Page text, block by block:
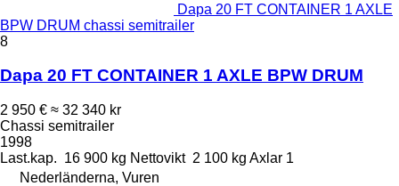
Dapa 20 FT CONTAINER 1 AXLE
BPW DRUM chassi semitrailer
8
Dapa 20 FT CONTAINER 1 AXLE BPW DRUM
2 950 € ≈ 32 340 kr
Chassi semitrailer
1998
Last.kap. 16 900 kg Nettovikt 2 100 kg Axlar 1
Nederländerna, Vuren